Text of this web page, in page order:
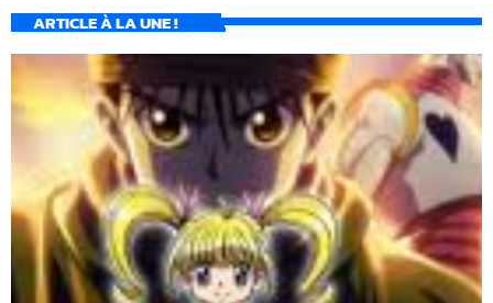
ARTICLE À LA UNE !